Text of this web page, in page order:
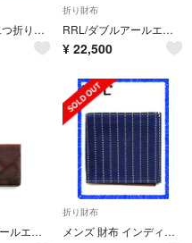
極美品 RRL 二つ折り財布 本革 黒
折り財布
RRL/ダブルアールエル/財布/レザー/カードケース/ラルフローレン/エイジング
¥ 22,500
RRL ダブルアールエル コンチョ レザーカードケースウォレット
折り財布
メンズ 財布 インディゴ RRL ラルフローレンダブルアールエル ダブルアールエルインディゴレザー二つ折りウォレット krr888